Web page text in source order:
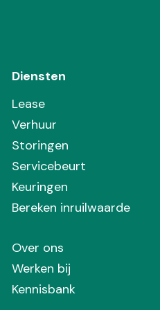
Diensten
Lease
Verhuur
Storingen
Servicebeurt
Keuringen
Bereken inruilwaarde
Over ons
Werken bij
Kennisbank